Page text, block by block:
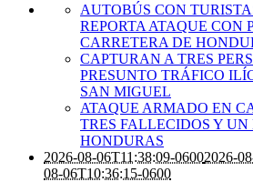
AUTOBÚS CON
REPORTA ATAQUE CON
CARRETERA DE
CAPTURAN A TRES
PRESUNTO TRÁFICO
SAN MIGUEL
ATAQUE ARMADO EN
TRES FALLECIDOS Y UN
HONDURAS
2026-08-06T11:38:09-06002026-
08-06T10:36:15-0600